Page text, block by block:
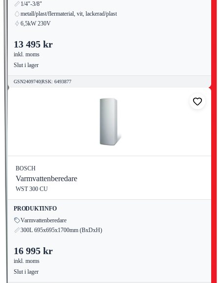
1/4"-3/8"
metall/plast/flermaterial, vit, lackerad/plast
6,5kW 230V
13 495 kr
inkl. moms
Slut i lager
GSN2409740|RSK: 6493877
BOSCH
Varmvattenberedare
WST 300 CU
PRODUKTINFO
Varmvattenberedare
300L 695x695x1700mm (BxDxH)
16 995 kr
inkl. moms
Slut i lager